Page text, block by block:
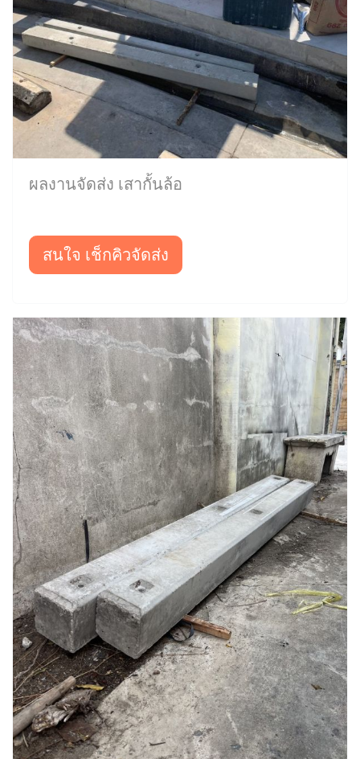
ผลงานจัดส่ง เสากั้นล้อ
สนใจ เช็กคิวจัดส่ง